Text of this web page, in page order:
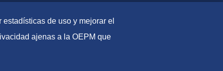
web
de uso y mejorar el
ajenas a la OEPM que